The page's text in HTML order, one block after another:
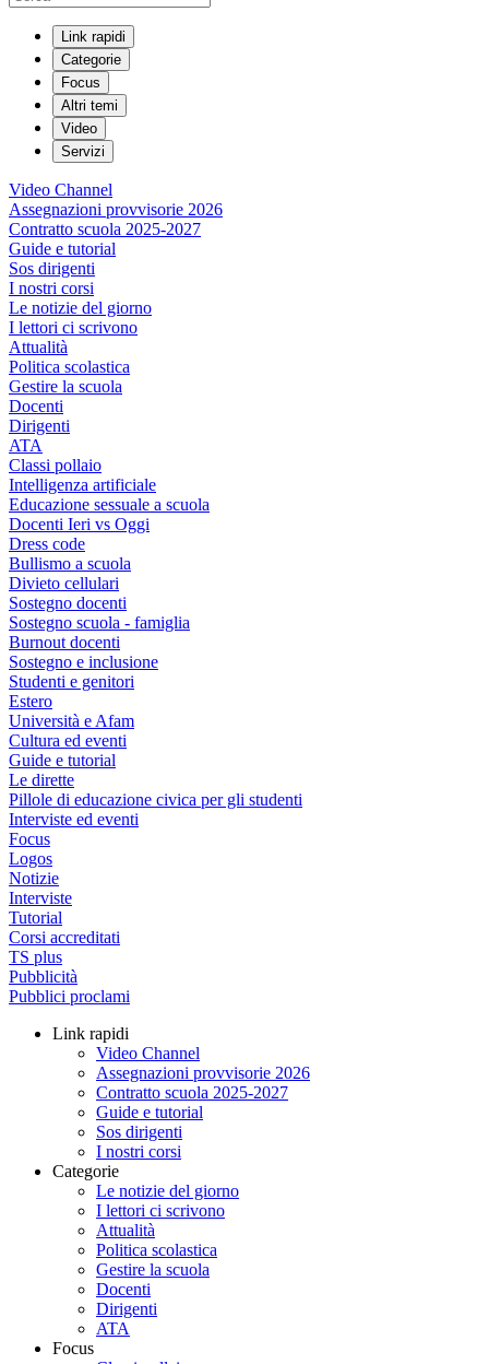
Link rapidi
Categorie
Focus
Altri temi
Video
Servizi
Video Channel
Assegnazioni provvisorie 2026
Contratto scuola 2025-2027
Guide e tutorial
Sos dirigenti
I nostri corsi
Le notizie del giorno
I lettori ci scrivono
Attualità
Politica scolastica
Gestire la scuola
Docenti
Dirigenti
ATA
Classi pollaio
Intelligenza artificiale
Educazione sessuale a scuola
Docenti Ieri vs Oggi
Dress code
Bullismo a scuola
Divieto cellulari
Sostegno docenti
Sostegno scuola - famiglia
Burnout docenti
Sostegno e inclusione
Studenti e genitori
Estero
Università e Afam
Cultura ed eventi
Guide e tutorial
Le dirette
Pillole di educazione civica per gli studenti
Interviste ed eventi
Focus
Logos
Notizie
Interviste
Tutorial
Corsi accreditati
TS plus
Pubblicità
Pubblici proclami
Link rapidi
Video Channel
Assegnazioni provvisorie 2026
Contratto scuola 2025-2027
Guide e tutorial
Sos dirigenti
I nostri corsi
Categorie
Le notizie del giorno
I lettori ci scrivono
Attualità
Politica scolastica
Gestire la scuola
Docenti
Dirigenti
ATA
Focus